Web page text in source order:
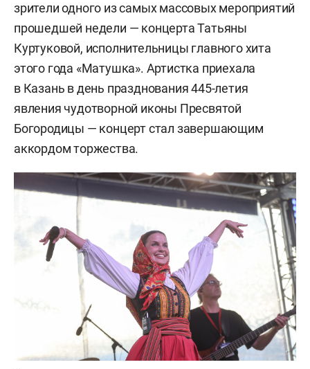
зрители одного из самых массовых мероприятий
прошедшей недели — концерта Татьяны
Куртуковой, исполнительницы главного хита
этого года «Матушка». Артистка приехала
в Казань в день празднования 445-летия
явления чудотворной иконы Пресвятой
Богородицы — концерт стал завершающим
аккордом торжества.